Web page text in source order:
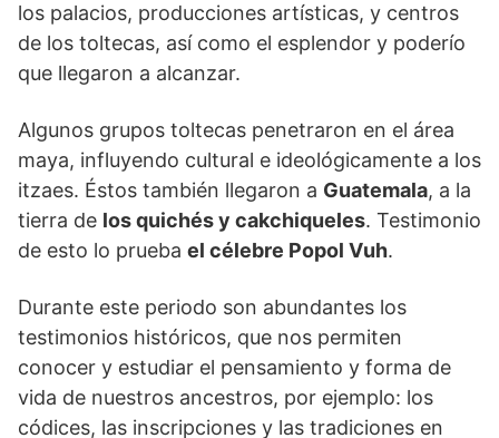
los palacios, producciones artísticas, y centros
de los toltecas, así como el esplendor y poderío
que llegaron a alcanzar.
Algunos grupos toltecas penetraron en el área
maya, influyendo cultural e ideológicamente a los
itzaes. Éstos también llegaron a Guatemala, a la
tierra de los quichés y cakchiqueles. Testimonio
de esto lo prueba el célebre Popol Vuh.
Durante este periodo son abundantes los
testimonios históricos, que nos permiten
conocer y estudiar el pensamiento y forma de
vida de nuestros ancestros, por ejemplo: los
códices, las inscripciones y las tradiciones en